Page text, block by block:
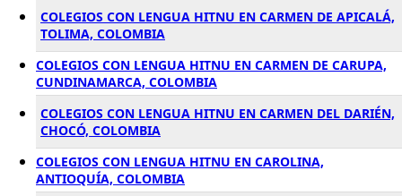
COLEGIOS CON LENGUA HITNU EN CARMEN DE APICALÁ,
TOLIMA, COLOMBIA
COLEGIOS CON LENGUA HITNU EN CARMEN DE CARUPA,
CUNDINAMARCA, COLOMBIA
COLEGIOS CON LENGUA HITNU EN CARMEN DEL DARIÉN,
CHOCÓ, COLOMBIA
COLEGIOS CON LENGUA HITNU EN CAROLINA,
ANTIOQUÍA, COLOMBIA